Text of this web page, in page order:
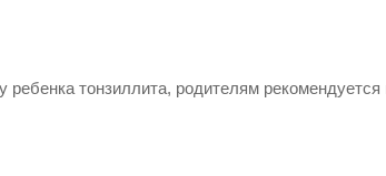
ребенка тонзиллита, родителям